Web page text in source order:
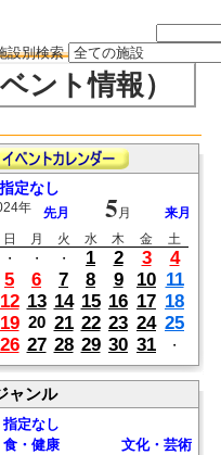
設別検索
ント情報）
指定なし
年 先月 5 月
来月
日
月 火 水 木 金
土
・
・ ・ 1 2 3
4
5
6 7 8 9 10 11
12 13 14 15 16 17 18
19 20 21 22 23 24 25
26 27 28 29 30 31 ・
ャンル
指定なし
食・健康
文化・芸術